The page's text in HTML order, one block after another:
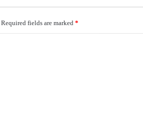
Required fields are marked *